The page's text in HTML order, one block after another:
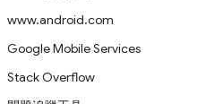
www.android.com
Google Mobile Services
Stack Overflow